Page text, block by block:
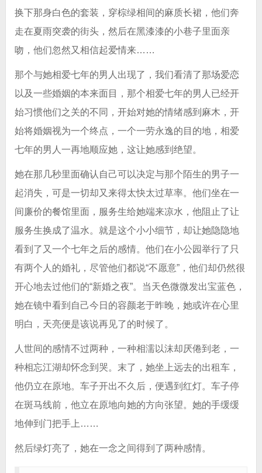
换下那身白色的套装，穿棕绿相间的麻质长裙，他们奔
走在夏雨突袭的街头，然后在黑漆漆的小巷子里面亲
吻，他们忽然又相信起爱情来……
那个与她相爱七年的男人出现了，我们看清了那场爱恋
以及一些婚姻的本来面目，那个相爱七年的男人已经开
始习惯他们之关的不同，开始对她的情绪感到麻木，开
始将婚姻视为一个终点，一个一劳永逸的目的地，相爱
七年的男人一再地顺应她，这让她感到绝望。
她在那几秒里面确认自己可以决定与那个陌生的男子一
起消失，可是一切却又来得太快太过草率。他们坐在一
间廉价的餐馆里面，服务生给她端来凉水，他阻止了让
服务生换成了温水。就是这个小小细节，却让她隐隐地
看到了又一个七年之后的感情。他们在小公园举行了只
有两个人的婚礼，尽管他们都说“不愿意”，他们却仍然很
开心地去过他们的“新婚之夜”。当天色微微发出宝蓝色，
她在镜中看到自己今日的容颜老于昨晚，她或许在心里
明白，天亮便是该说再见了的时候了。
人世间的感情不过两种，一种相濡以沫却厌倦到老，一
种相忘江湖却怀念到哭。末了，她坐上远去的出租车，
他仍立在原地。车子开出不久后，便遇到红灯。车子停
在斑马线前，他立在原地向她的方向张望。她的手缓缓
地伸到门把手上……
然后绿灯亮了，她在一念之间得到了两种感情。